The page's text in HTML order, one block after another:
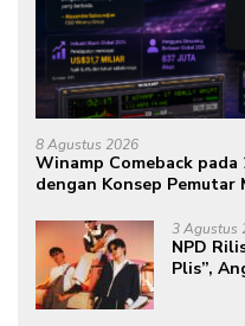
8 Agustus 2026
Winamp Comeback
dengan Konsep
3 Agustus
NPD
Plis”,